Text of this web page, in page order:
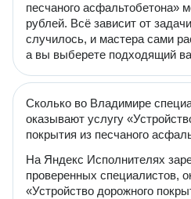
песчаного асфальтобетона»
рублей. Всё зависит от
случилось, и мастера сами
а вы выберете подходящий
Сколько во Владимире
оказывают услугу
покрытия из песчаного
На Яндекс Исполнителях
проверенных специалистов,
«Устройство дорожного